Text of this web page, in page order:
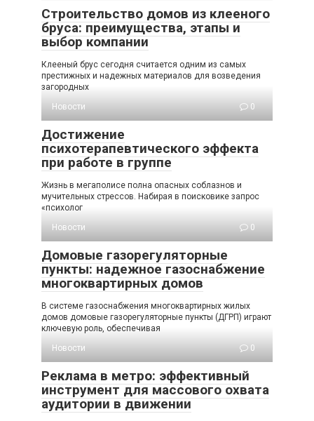
Строительство домов из клееного
бруса: преимущества, этапы и
выбор компании
Клееный брус сегодня считается одним из самых
престижных и надежных материалов для возведения
загородных
Новости
0
Достижение
психотерапевтического эффекта
при работе в группе
Жизнь в мегаполисе полна опасных соблазнов и
мучительных стрессов. Набирая в поисковике запрос
«психолог
Новости
0
Домовые газорегуляторные
пункты: надежное газоснабжение
многоквартирных домов
В системе газоснабжения многоквартирных жилых
домов домовые газорегуляторные пункты (ДГРП) играют
ключевую роль, обеспечивая
Новости
0
Реклама в метро: эффективный
инструмент для массового охвата
аудитории в движении